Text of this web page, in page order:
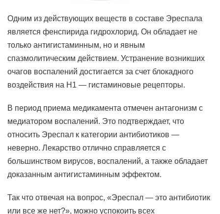
Одним из действующих веществ в составе Эреспала
является фенспирида гидрохлорид. Он обладает не
только антигистаминным, но и явным
спазмолитическим действием. Устранение возникших
очагов воспалений достигается за счет блокадного
воздействия на Н1 — гистаминовые рецепторы.
В период приема медикамента отмечен антагонизм с
медиатором воспалений. Это подтверждает, что
относить Эреспал к категории антибиотиков —
неверно. Лекарство отлично справляется с
большинством вирусов, воспалений, а также обладает
доказанным антигистаминным эффектом.
Так что отвечая на вопрос, «Эреспал — это антибиотик
или все же нет?», можно успокоить всех